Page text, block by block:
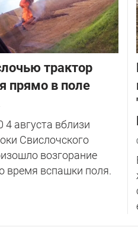
трактор
прямо в поле
4 августа вблизи
Свислочского
возгорание
время вспашки поля.